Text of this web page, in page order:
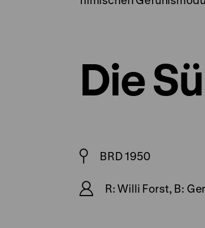
Die
BRD 1950
R: Willi Forst, B: